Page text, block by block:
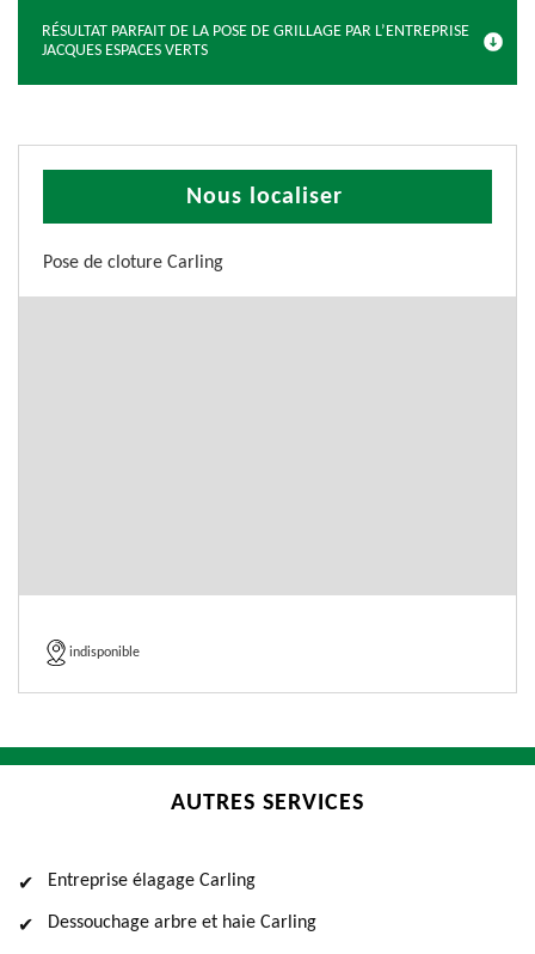
RÉSULTAT PARFAIT DE LA POSE DE GRILLAGE PAR L’ENTREPRISE
JACQUES ESPACES VERTS
Nous localiser
Pose de cloture Carling
indisponible
AUTRES SERVICES
Entreprise élagage Carling
Dessouchage arbre et haie Carling